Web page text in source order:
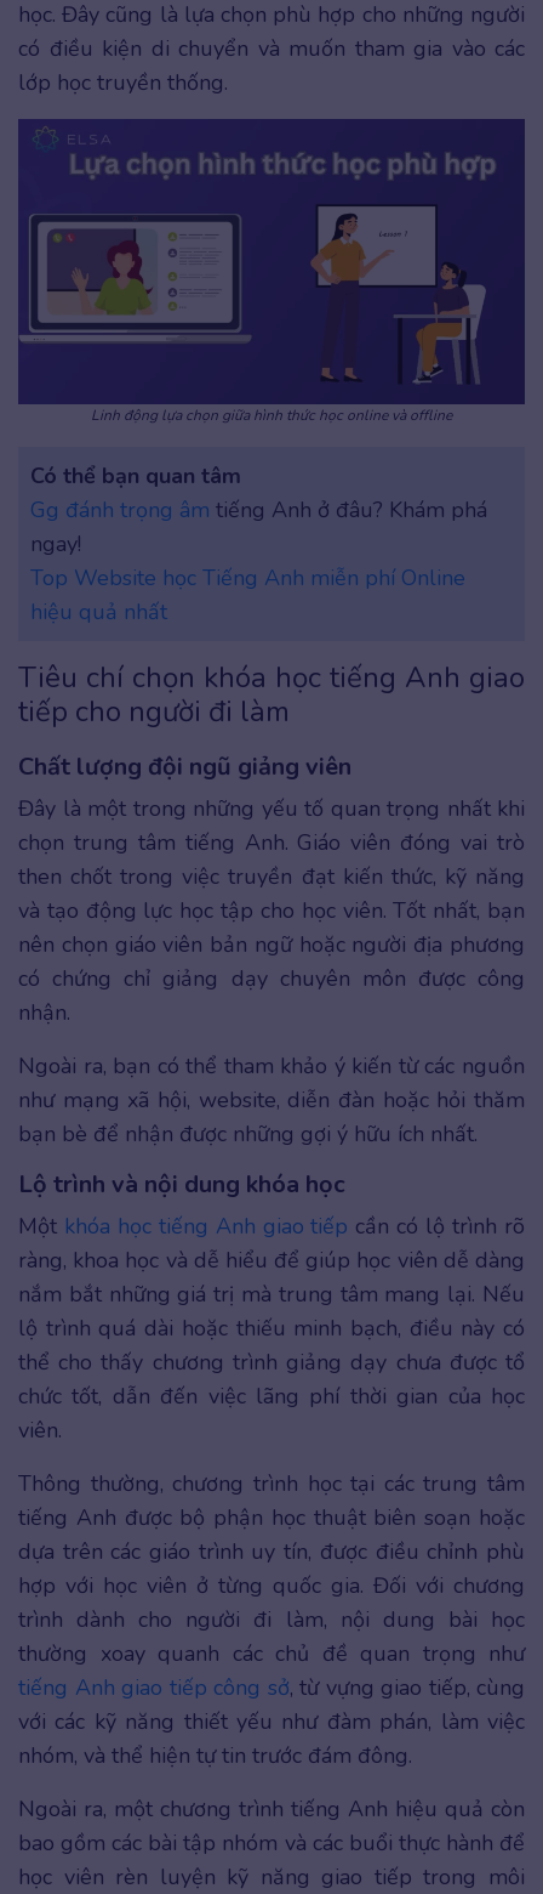
học. Đây cũng là lựa chọn phù hợp cho những người
có điều kiện di chuyển và muốn tham gia vào các
lớp học truyền thống.
Linh động lựa chọn giữa hình thức học online và offline
Có thể bạn quan tâm
Gg đánh trọng âm tiếng Anh ở đâu? Khám phá
ngay!
Top Website học Tiếng Anh miễn phí Online
hiệu quả nhất
Tiêu chí chọn khóa học tiếng Anh giao
tiếp cho người đi làm
Chất lượng đội ngũ giảng viên
Đây là một trong những yếu tố quan trọng nhất khi
chọn trung tâm tiếng Anh. Giáo viên đóng vai trò
then chốt trong việc truyền đạt kiến thức, kỹ năng
và tạo động lực học tập cho học viên. Tốt nhất, bạn
nên chọn giáo viên bản ngữ hoặc người địa phương
có chứng chỉ giảng dạy chuyên môn được công
nhận.
Ngoài ra, bạn có thể tham khảo ý kiến từ các nguồn
như mạng xã hội, website, diễn đàn hoặc hỏi thăm
bạn bè để nhận được những gợi ý hữu ích nhất.
Lộ trình và nội dung khóa học
Một khóa học tiếng Anh giao tiếp cần có lộ trình rõ
ràng, khoa học và dễ hiểu để giúp học viên dễ dàng
nắm bắt những giá trị mà trung tâm mang lại. Nếu
lộ trình quá dài hoặc thiếu minh bạch, điều này có
thể cho thấy chương trình giảng dạy chưa được tổ
chức tốt, dẫn đến việc lãng phí thời gian của học
viên.
Thông thường, chương trình học tại các trung tâm
tiếng Anh được bộ phận học thuật biên soạn hoặc
dựa trên các giáo trình uy tín, được điều chỉnh phù
hợp với học viên ở từng quốc gia. Đối với chương
trình dành cho người đi làm, nội dung bài học
thường xoay quanh các chủ đề quan trọng như
tiếng Anh giao tiếp công sở, từ vựng giao tiếp, cùng
với các kỹ năng thiết yếu như đàm phán, làm việc
nhóm, và thể hiện tự tin trước đám đông.
Ngoài ra, một chương trình tiếng Anh hiệu quả còn
bao gồm các bài tập nhóm và các buổi thực hành để
học viên rèn luyện kỹ năng giao tiếp trong môi